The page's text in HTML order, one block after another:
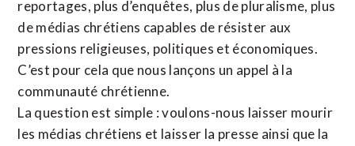
reportages, plus d’enquêtes, plus de pluralisme, plus
de médias chrétiens capables de résister aux
pressions religieuses, politiques et économiques.
C’est pour cela que nous lançons un appel à la
communauté chrétienne.
La question est simple : voulons-nous laisser mourir
les médias chrétiens et laisser la presse ainsi que la